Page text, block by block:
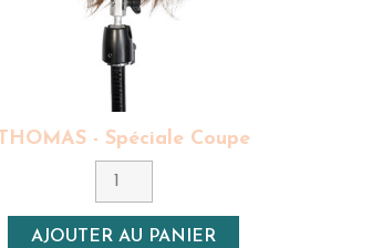
Couleur
5 - Châtain
Densité
THOMAS - Spéciale Coupe
AJOUTER AU PANIER